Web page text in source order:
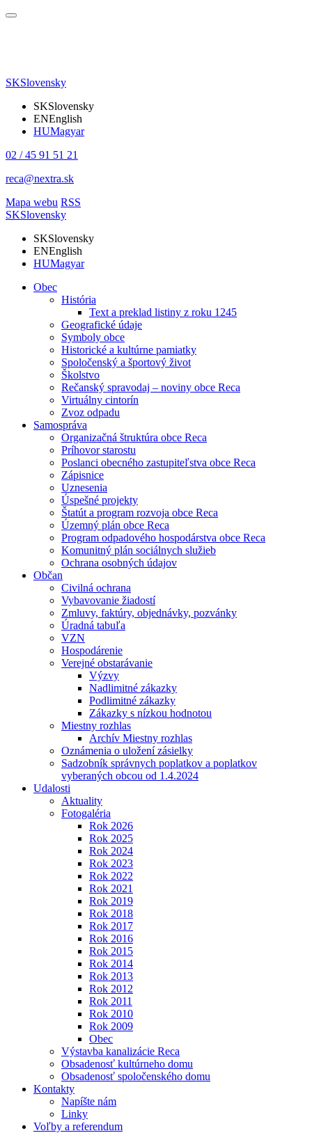
SKSlovensky
SKSlovensky
ENEnglish
HUMagyar
02 / 45 91 51 21
reca@nextra.sk
Mapa webu RSS
SKSlovensky
SKSlovensky
ENEnglish
HUMagyar
Obec
História
Text a preklad listiny z roku 1245
Geografické údaje
Symboly obce
Historické a kultúrne pamiatky
Spoločenský a športový život
Školstvo
Rečanský spravodaj – noviny obce Reca
Virtuálny cintorín
Zvoz odpadu
Samospráva
Organizačná štruktúra obce Reca
Príhovor starostu
Poslanci obecného zastupiteľstva obce Reca
Zápisnice
Uznesenia
Úspešné projekty
Štatút a program rozvoja obce Reca
Územný plán obce Reca
Program odpadového hospodárstva obce Reca
Komunitný plán sociálnych služieb
Ochrana osobných údajov
Občan
Civilná ochrana
Vybavovanie žiadostí
Zmluvy, faktúry, objednávky, pozvánky
Úradná tabuľa
VZN
Hospodárenie
Verejné obstarávanie
Výzvy
Nadlimitné zákazky
Podlimitné zákazky
Zákazky s nízkou hodnotou
Miestny rozhlas
Archív Miestny rozhlas
Oznámenia o uložení zásielky
Sadzobník správnych poplatkov a poplatkov
vyberaných obcou od 1.4.2024
Udalosti
Aktuality
Fotogaléria
Rok 2026
Rok 2025
Rok 2024
Rok 2023
Rok 2022
Rok 2021
Rok 2019
Rok 2018
Rok 2017
Rok 2016
Rok 2015
Rok 2014
Rok 2013
Rok 2012
Rok 2011
Rok 2010
Rok 2009
Obec
Výstavba kanalizácie Reca
Obsadenosť kultúrneho domu
Obsadenosť spoločenského domu
Kontakty
Napíšte nám
Linky
Voľby a referendum